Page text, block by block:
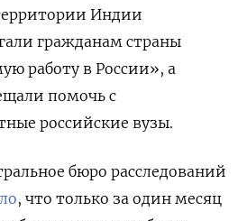
Индии
гражданам страны
работу в России», а
помочь с
российские вузы.
бюро расследований
, что только за один месяц